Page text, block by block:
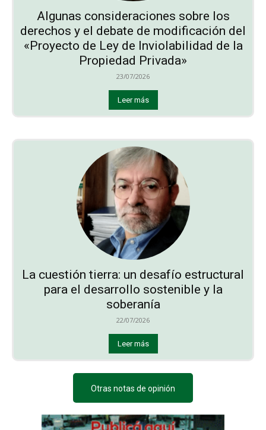
Algunas consideraciones sobre los
derechos y el debate de modificación del
«Proyecto de Ley de Inviolabilidad de la
Propiedad Privada»
23/07/2026
Leer más
La cuestión tierra: un desafío estructural
para el desarrollo sostenible y la
soberanía
22/07/2026
Leer más
Otras notas de opinión